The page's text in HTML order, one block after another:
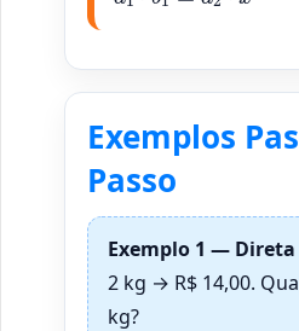
Exemplos
Passo
Exemplo 1 — Direta
2 kg → R$ 14,00.
kg?